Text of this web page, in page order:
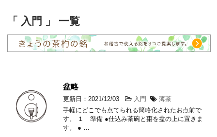
「 入門 」 一覧
盆略
更新日：2021/12/03 入門
薄茶
手軽にどこでも点てられる簡略化されたお点前で
す。 １ 準備 ●仕込み茶碗と棗を盆の上に置きま
す。 ● …